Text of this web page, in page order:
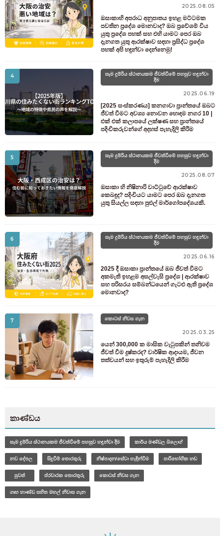
2025.08.05
ඔසාකාහි අපරාධ අනුපාතය ඉහළ මට්ටමක
පවතින ප්‍රදේශ මොනවාද? ඔබ ප්‍රවේශම් විය
යුතු ප්‍රදේශ පහක් සහ එහි යාමට පෙර ඔබ
දැනගත යුතු ආරක්ෂාව සඳහා ප්‍රසිද්ධ ප්‍රදේශ
පහක් අපි හඳුන්වා දෙන්නෙමු!
4
සෑම දුම්රිය ස්ථානයකම ජීවත්වීමේ පහසුව හඳුන්වා
දීම
2025.06.19
[2025 සංස්කරණය] කනගාවා ප්‍රාන්තයේ ඔබට
ජීවත් වීමට අවශ්‍ය නොවන හොඳම නගර 10 |
එක් එක් කලාපයේ ලක්ෂණ සහ ප්‍රාන්තයේ
පදිංචිකරුවන්ගේ අදහස් පැහැදිලි කිරීම
5
සෑම දුම්රිය ස්ථානයකම ජීවත්වීමේ පහසුව හඳුන්වා
දීම
2025.08.07
ඔසාකා හි නිෂිනාරි වාට්ටුවේ ආරක්ෂාව
කෙබඳුද? පදිංචියට යාමට පෙර ඔබ දැනගත
යුතු සියල්ල සඳහා පුළුල් මාර්ගෝපදේශයකි.
6
සෑම දුම්රිය ස්ථානයකම ජීවත්වීමේ පහසුව හඳුන්වා
දීම
2025.06.16
2025 දී ඔසාකා ප්‍රාන්තයේ ඔබ ජීවත් වීමට
අකමැති ඉහළම අසල්වැසි ප්‍රදේශ | ආරක්ෂාව
සහ පරිසරය සම්බන්ධයෙන් ගැටළු ඇති ප්‍රදේශ
මොනවාද?
7 කොටස් නිවස ගැන
2025.03.25
යෙන් 300,000 ක මාසික වැටුපකින් තනිවම
ජීවත් වීම දුෂ්කරද? වාර්ෂික ආදායම, ජීවන
තත්වයන් සහ ඉතුරුම් පැහැදිලි කිරීම
කාණ්ඩය
සෑම දුම්රිය ස්ථානයකම ජීවත්වීමේ පහසුව හඳුන්වා දීම කාර්ය මණ්ඩල බ්ලොග්
නව දේපල සිදුවීම් තොරතුරු නිෂ්පාදන/සේවා හැඳින්වීම පාරිභෝගික හඬ
පුවත් ප්රචාරක තොරතුරු කොටස් නිවස ගැන
ගෘහ භාණ්ඩ සහිත මහල් නිවාස ගැන